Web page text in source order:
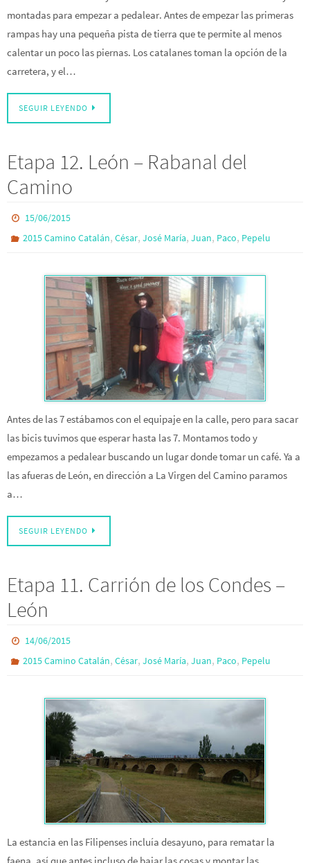
montadas para empezar a pedalear. Antes de empezar las primeras
rampas hay una pequeña pista de tierra que te permite al menos
calentar un poco las piernas. Los catalanes toman la opción de la
carretera, y el…
SEGUIR LEYENDO
Etapa 12. León – Rabanal del
Camino
15/06/2015
2015 Camino Catalán,César,José María,Juan, Paco, Pepelu
Antes de las 7 estábamos con el equipaje en la calle, pero para sacar
las bicis tuvimos que esperar hasta las 7. Montamos todo y
empezamos a pedalear buscando un lugar donde tomar un café. Ya a
las afueras de León, en dirección a La Virgen del Camino paramos
a…
SEGUIR LEYENDO
Etapa 11. Carrión de los Condes –
León
14/06/2015
2015 Camino Catalán,César,José María,Juan, Paco, Pepelu
La estancia en las Filipenses incluía desayuno, para rematar la